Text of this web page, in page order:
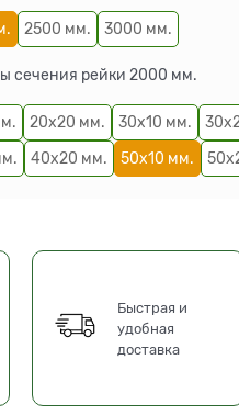
2500 мм. 3000 мм.
сечения рейки 2000 мм.
20х20 мм. 30х10 мм.
40х20 мм. 50х10 мм.
Быстрая и
удобная
доставка